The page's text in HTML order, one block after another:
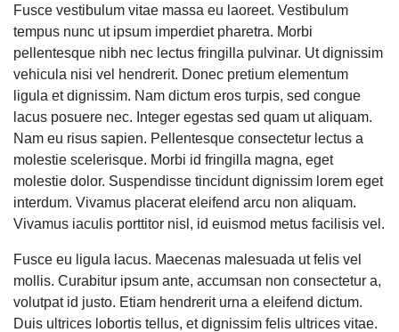
Fusce vestibulum vitae massa eu laoreet. Vestibulum
tempus nunc ut ipsum imperdiet pharetra. Morbi
pellentesque nibh nec lectus fringilla pulvinar. Ut dignissim
vehicula nisi vel hendrerit. Donec pretium elementum
ligula et dignissim. Nam dictum eros turpis, sed congue
lacus posuere nec. Integer egestas sed quam ut aliquam.
Nam eu risus sapien. Pellentesque consectetur lectus a
molestie scelerisque. Morbi id fringilla magna, eget
molestie dolor. Suspendisse tincidunt dignissim lorem eget
interdum. Vivamus placerat eleifend arcu non aliquam.
Vivamus iaculis porttitor nisl, id euismod metus facilisis vel.
Fusce eu ligula lacus. Maecenas malesuada ut felis vel
mollis. Curabitur ipsum ante, accumsan non consectetur a,
volutpat id justo. Etiam hendrerit urna a eleifend dictum.
Duis ultrices lobortis tellus, et dignissim felis ultrices vitae.